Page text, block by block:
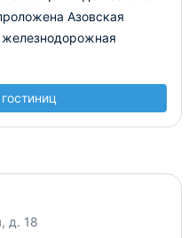
Азовская
железнодорожная
д. 18